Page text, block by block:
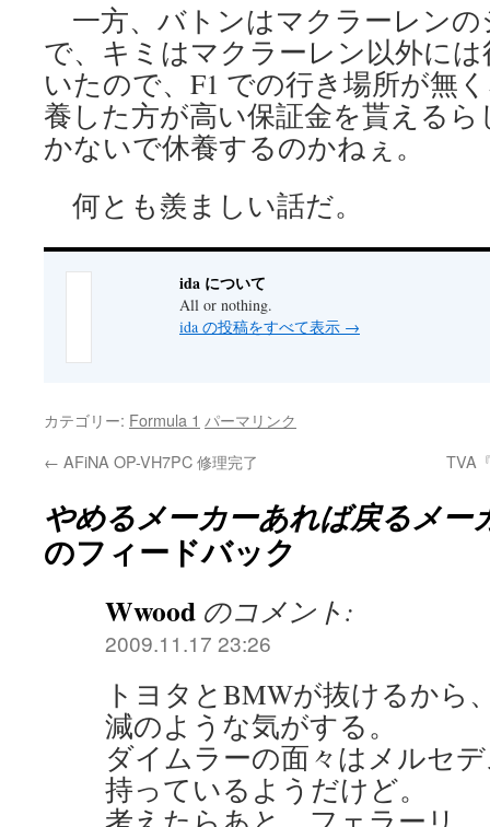
一方、バトンはマクラーレン
で、キミはマクラーレン以外に
いたので、F1 での行き場所が無
養した方が高い保証金を貰える
かないで休養するのかねぇ。
何とも羨ましい話だ。
ida について
All or nothing.
ida の投稿をすべて表示 →
カテゴリー: Formula 1 パーマリンク
← AFiNA OP-VH7PC 修理完了 TVA
やめるメーカーあれば戻るメー
のフィードバック
Wwood のコメント:
2009.11.17 23:26
トヨタとBMWが抜けるから
減のような気がする。
ダイムラーの面々はメルセ
持っているようだけど。